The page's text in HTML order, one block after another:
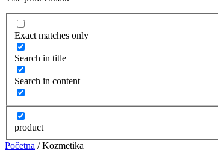
Exact matches only
Search in title
Search in content
product
Početna / Kozmetika